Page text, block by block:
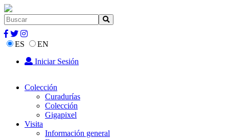
ES
EN
Iniciar Sesión
Colección
Curadurías
Colección
Gigapixel
Visita
Información general